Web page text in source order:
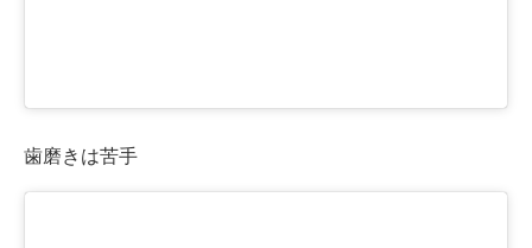
歯磨きは苦手